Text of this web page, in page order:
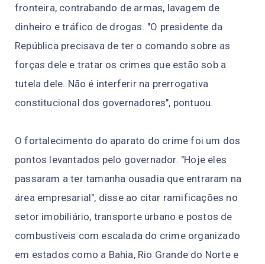
fronteira, contrabando de armas, lavagem de
dinheiro e tráfico de drogas. "O presidente da
República precisava de ter o comando sobre as
forças dele e tratar os crimes que estão sob a
tutela dele. Não é interferir na prerrogativa
constitucional dos governadores", pontuou.
O fortalecimento do aparato do crime foi um dos
pontos levantados pelo governador. "Hoje eles
passaram a ter tamanha ousadia que entraram na
área empresarial", disse ao citar ramificações no
setor imobiliário, transporte urbano e postos de
combustíveis com escalada do crime organizado
em estados como a Bahia, Rio Grande do Norte e